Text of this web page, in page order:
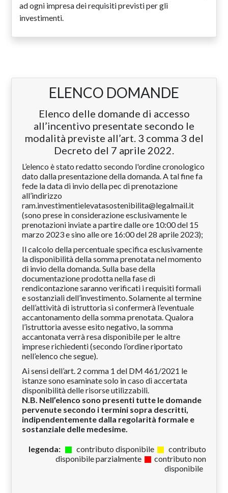
ad ogni impresa dei requisiti previsti per gli
investimenti.
ELENCO DOMANDE
Elenco delle domande di accesso
all’incentivo presentate secondo le
modalità previste all’art. 3 comma 3 del
Decreto del 7 aprile 2022.
L’elenco è stato redatto secondo l'ordine cronologico
dato dalla presentazione della domanda. A tal fine fa
fede la data di invio della pec di prenotazione
all’indirizzo
ram.investimentielevatasostenibilita@legalmail.it
(sono prese in considerazione esclusivamente le
prenotazioni inviate a partire dalle ore 10:00 del 15
marzo 2023 e sino alle ore 16:00 del 28 aprile 2023);
Il calcolo della percentuale specifica esclusivamente
la disponibilità della somma prenotata nel momento
di invio della domanda. Sulla base della
documentazione prodotta nella fase di
rendicontazione saranno verificati i requisiti formali
e sostanziali dell’investimento. Solamente al termine
dell’attività di istruttoria si confermerà l’eventuale
accantonamento della somma prenotata. Qualora
l’istruttoria avesse esito negativo, la somma
accantonata verrà resa disponibile per le altre
imprese richiedenti (secondo l’ordine riportato
nell’elenco che segue).
Ai sensi dell’art. 2 comma 1 del DM 461/2021 le
istanze sono esaminate solo in caso di accertata
disponibilità delle risorse utilizzabili.
N.B. Nell’elenco sono presenti tutte le domande
pervenute secondo i termini sopra descritti,
indipendentemente dalla regolarità formale e
sostanziale delle medesime.
legenda: contributo disponibile
contributo
disponibile parzialmente
contributo non
disponibile